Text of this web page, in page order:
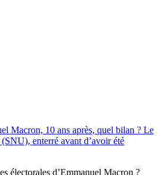
Macron, 10 ans après, quel bilan ? Le
enterré avant d’avoir été
électorales d’Emmanuel Macron ?